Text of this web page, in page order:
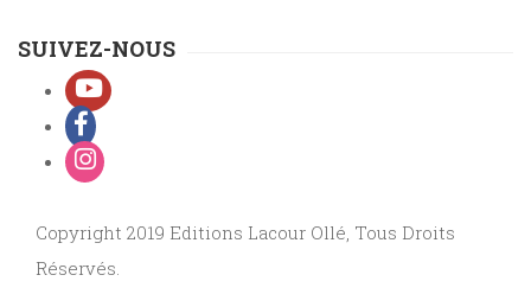
SUIVEZ-NOUS
Copyright 2019 Editions Lacour Ollé, Tous Droits
Réservés.